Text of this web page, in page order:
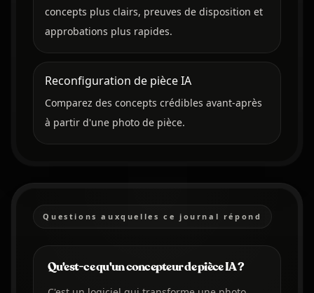
concepts plus clairs, preuves de disposition et
approbations plus rapides.
Reconfiguration de pièce IA
Comparez des concepts crédibles avant-après
à partir d'une photo de pièce.
Questions auxquelles ce journal répond
Qu'est-ce qu'un concepteur de pièce IA ?